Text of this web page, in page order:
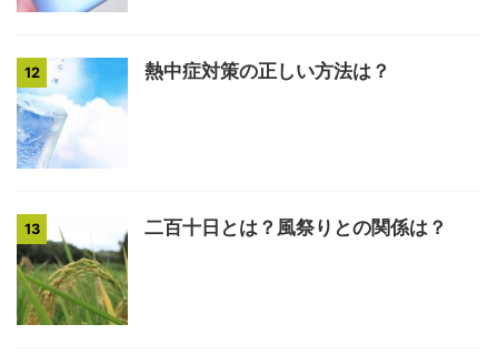
12 熱中症対策の正しい方法は？
13 二百十日とは？風祭りとの関係は？